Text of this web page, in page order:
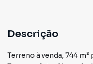
Descrição
Terreno à venda, 744